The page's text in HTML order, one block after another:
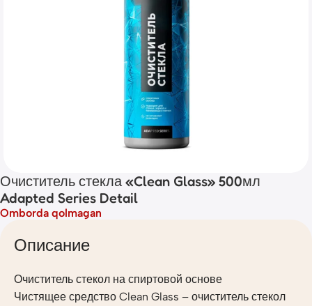
Очиститель стекла «Clean Glass» 500мл
Adapted Series Detail
Omborda qolmagan
Описание
Очиститель стекол на спиртовой основе
Чистящее средство Clean Glass – очиститель стекол